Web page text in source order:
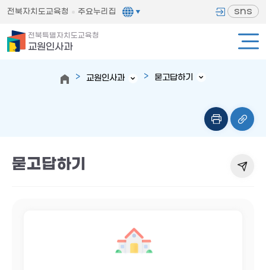
전북자치도교육청 주요누리집 sns
전북특별자치도교육청
교원인사과
교원인사과 묻고답하기
묻고답하기